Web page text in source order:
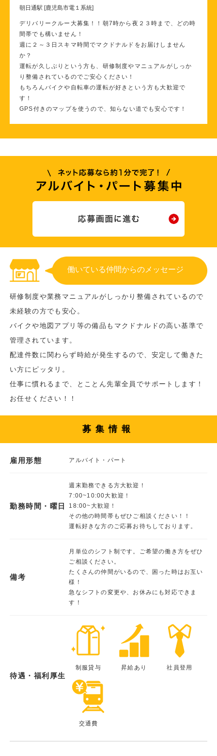
朝日通駅 [鹿児島市電１系統]
デリバリークルー大募集！！朝7時から夜２３時まで、どの時
間帯でも構いません！
週に２～３日スキマ時間でマクドナルドをお届けしません
か？
運転が久しぶりという方も、研修制度やマニュアルがしっか
り整備されているのでご安心ください！
もちろんバイクや自転車の運転が好きという方も大歓迎で
す！
GPS付きのマップを使うので、知らない道でも安心です！
働いている仲間からのメッセージ
研修制度や業務マニュアルがしっかり整備されているので
未経験の方でも安心。
バイクや地図アプリ等の備品もマクドナルドの高い基準で
管理されています。
配達件数に関わらず時給が発生するので、安定して働きた
い方にピッタリ。
仕事に慣れるまで、とことん先輩全員でサポートします！
お任せください！！
募集情報
雇用形態 アルバイト・パート
勤務時間・曜日
週末勤務できる方大歓迎！
7:00~10:00大歓迎！
18:00~大歓迎！
その他の時間帯もぜひご相談ください！！
運転好きな方のご応募お待ちしております。
備考
月単位のシフト制です。ご希望の働き方をぜひ
ご相談ください。
たくさんの仲間がいるので、困った時はお互い
様！
急なシフトの変更や、お休みにも対応できま
す！
待遇・福利厚生
制服貸与 昇給あり 社員登用
交通費